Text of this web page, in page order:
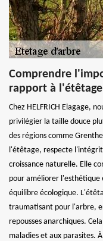
Comprendre
rapport à
Chez HELFRICH Elagage,
privilégier la taille douce
des régions comme
l'étêtage, respecte
croissance naturelle. Elle
pour améliorer l'esthétique
équilibre écologique.
traumatisant pour l'arbre,
repousses anarchiques.
maladies et aux parasites.